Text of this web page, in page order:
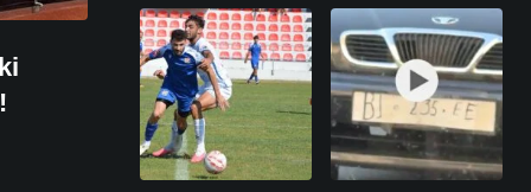
vojnika i 6
vojnikinja